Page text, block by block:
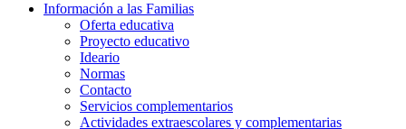
Información a las Familias
Oferta educativa
Proyecto educativo
Ideario
Normas
Contacto
Servicios complementarios
Actividades extraescolares y complementarias